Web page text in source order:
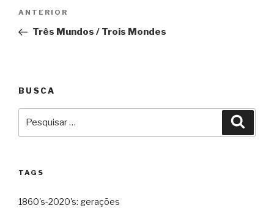
Post
Anterior
ANTERIOR
Três Mundos / Trois Mondes
BUSCA
TAGS
1860's-2020's: gerações